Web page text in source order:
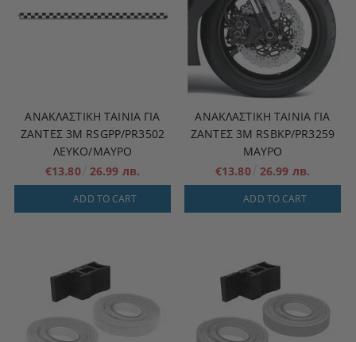
ΑΝΑΚΛΑΣΤΙΚΉ ΤΑΙΝΊΑ ΓΙΑ
ΖΆΝΤΕΣ 3M RSGPP/PR3502
ΛΕΥΚΟ/ΜΑΥΡΟ
€13.80 26.99 лв.
ADD TO CART
ΑΝΑΚΛΑΣΤΙΚΉ ΤΑΙΝΊΑ ΓΙΑ
ΖΆΝΤΕΣ 3M RSBKP/PR3259
ΜΑΥΡΟ
€13.80 26.99 лв.
ADD TO CART